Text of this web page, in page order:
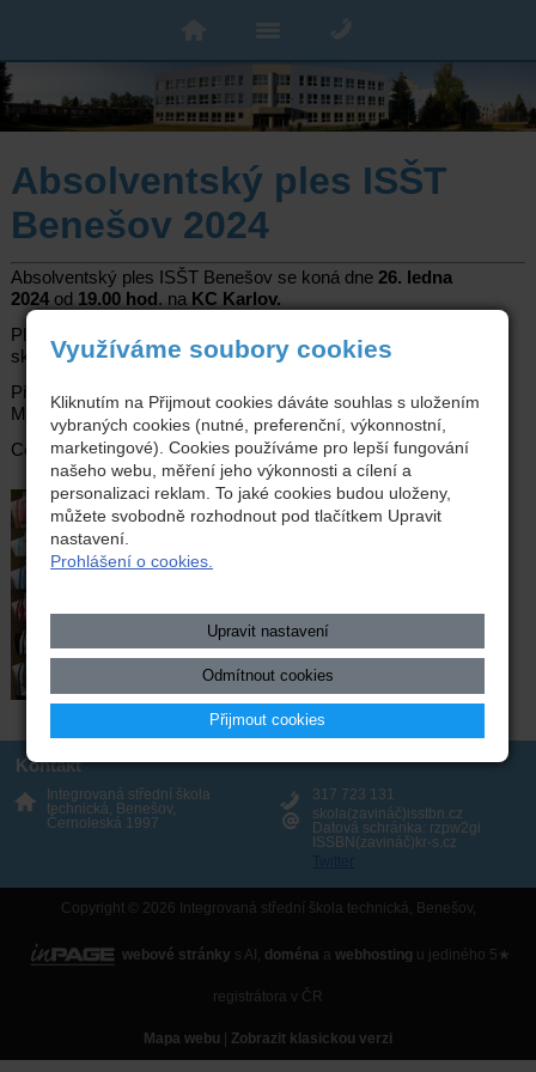
Absolventský ples ISŠT
Benešov 2024
Absolventský ples ISŠT Benešov se koná dne 26. ledna
2024od 19.00 hod. na KC Karlov.
Plesem Vás provede
skupinaPROFIL.
Předprodej vstupenek pro žáky a zaměstnance školy u Ing.
Miloslava Procházky tel. 601 564 041 do 24. 1. 2024.
Cena vstupenek: K sezení - 350Kč, stání - 300Kč
Kontakt
Integrovaná střední škola
technická, Benešov,
Černoleská 1997
317 723 131
skola(zavináč)isstbn.cz
Datová schránka: rzpw2gi
ISSBN(zavináč)kr-s.cz
Copyright © 2026 Integrovaná střední škola technická, Benešov,
webové stránky s AI, doména a webhosting u jediného 5★
registrátora v ČR
Mapa webu Zobrazit klasickou verzi
Využíváme soubory cookies
Kliknutím na Přijmout cookies dáváte souhlas s uložením
vybraných cookies (nutné, preferenční, výkonnostní,
marketingové). Cookies používáme pro lepší fungování
našeho webu, měření jeho výkonnosti a cílení a
personalizaci reklam. To jaké cookies budou uloženy,
můžete svobodně rozhodnout pod tlačítkem Upravit
nastavení.
Prohlášení o cookies.
Upravit nastavení
Odmítnout cookies
Přijmout cookies